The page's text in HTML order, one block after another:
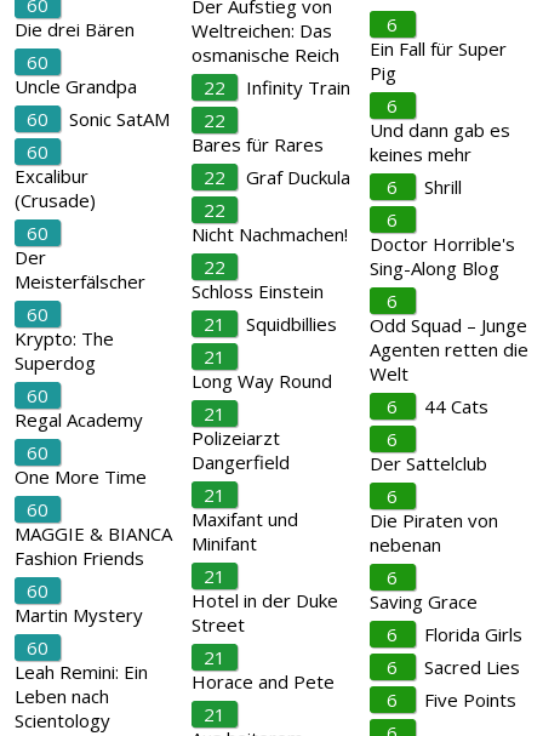
60
Die drei Bären
60
Uncle Grandpa
60
Sonic SatAM
60
Excalibur
(Crusade)
60
Der
Meisterfälscher
60
Krypto: The
Superdog
60
Regal Academy
60
One More Time
60
MAGGIE & BIANCA
Fashion Friends
60
Martin Mystery
60
Leah Remini: Ein
Leben nach
Scientology
Der Aufstieg von
Weltreichen: Das
osmanische Reich
22
Infinity Train
22
Bares für Rares
22
Graf Duckula
22
Nicht Nachmachen!
22
Schloss Einstein
21
Squidbillies
21
Long Way Round
21
Polizeiarzt
Dangerfield
21
Maxifant und
Minifant
21
Hotel in der Duke
Street
21
Horace and Pete
21
6
Ein Fall für Super
Pig
6
Und dann gab es
keines mehr
6
Shrill
6
Doctor Horrible's
Sing-Along Blog
6
Odd Squad – Junge
Agenten retten die
Welt
6
44 Cats
6
Der Sattelclub
6
Die Piraten von
nebenan
6
Saving Grace
6
Florida Girls
6
Sacred Lies
6
Five Points